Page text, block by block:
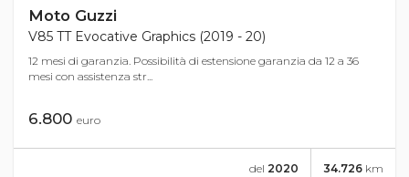
Moto Guzzi
V85 TT Evocative Graphics (2019 - 20)
12 mesi di garanzia. Possibilità di estensione garanzia da 12 a 36
mesi con assistenza str...
6.800 euro
34.726 km
del 2020